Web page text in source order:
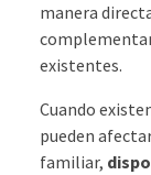
manera
existentes.
Cuando
pueden
familiar,